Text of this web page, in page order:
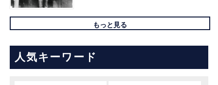
もっと見る
人気キーワード